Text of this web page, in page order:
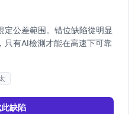
定公差範围。错位缺陷從明显
只有AI檢測才能在高速下可靠
缺陷